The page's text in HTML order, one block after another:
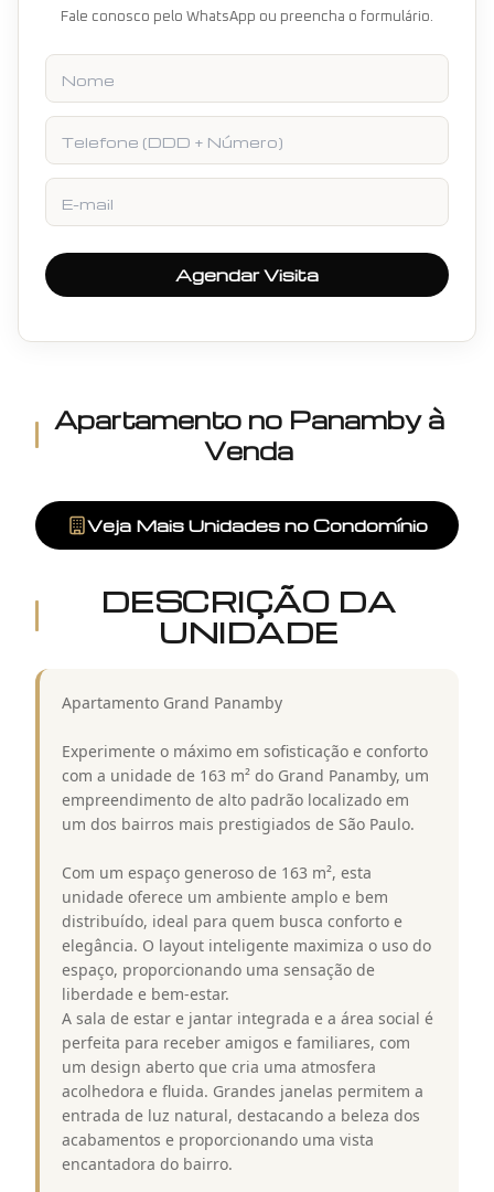
Apartamento no Panamby à
Venda
Veja Mais Unidades no Condomínio
DESCRIÇÃO DA
UNIDADE
Apartamento Grand Panamby
Experimente o máximo em sofisticação e conforto
com a unidade de 163 m² do Grand Panamby, um
empreendimento de alto padrão localizado em
um dos bairros mais prestigiados de São Paulo.
Com um espaço generoso de 163 m², esta
unidade oferece um ambiente amplo e bem
distribuído, ideal para quem busca conforto e
elegância. O layout inteligente maximiza o uso do
espaço, proporcionando uma sensação de
liberdade e bem-estar.
A sala de estar e jantar integrada e a área social é
perfeita para receber amigos e familiares, com
um design aberto que cria uma atmosfera
acolhedora e fluida. Grandes janelas permitem a
entrada de luz natural, destacando a beleza dos
acabamentos e proporcionando uma vista
encantadora do bairro.
Fale conosco pelo WhatsApp ou preencha o formulário.
Nome
Telefone
E-mail
Agendar Visita